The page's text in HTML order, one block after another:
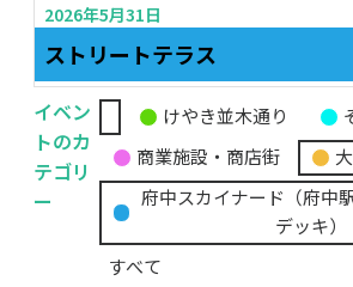
2026年5月31日
ストリートテラス
イベン
トのカ
テゴリ
ー
無
題
の
カ
テ
ゴ
けやき並木通り
商業施設・商店街
府中スカイナード（府中
デッキ）
すべて